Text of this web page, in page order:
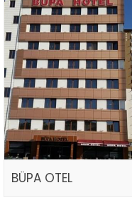
BÜPA OTEL